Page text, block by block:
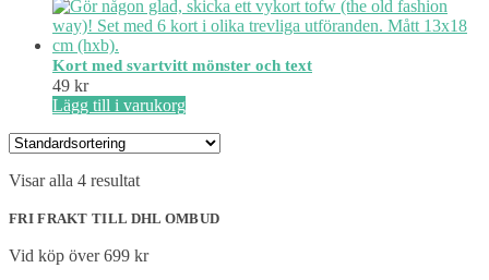
Kort med svartvitt mönster och text
49 kr
Lägg till i varukorg
Visar alla 4 resultat
FRI FRAKT TILL DHL OMBUD
Vid köp över 699 kr